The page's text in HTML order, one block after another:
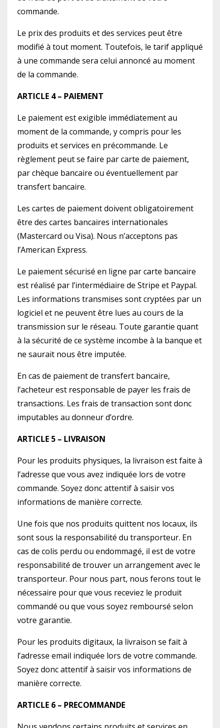
commande.
Le prix des produits et des services peut être
modifié à tout moment. Toutefois, le tarif appliqué
à une commande sera celui annoncé au moment
de la commande.
ARTICLE 4 – PAIEMENT
Le paiement est exigible immédiatement au
moment de la commande, y compris pour les
produits et services en précommande. Le
règlement peut se faire par carte de paiement,
par chèque bancaire ou éventuellement par
transfert bancaire.
Les cartes de paiement doivent obligatoirement
être des cartes bancaires internationales
(Mastercard ou Visa). Nous n’acceptons pas
l’American Express.
Le paiement sécurisé en ligne par carte bancaire
est réalisé par l’intermédiaire de Stripe et Paypal.
Les informations transmises sont cryptées par un
logiciel et ne peuvent être lues au cours de la
transmission sur le réseau. Toute garantie quant
à la sécurité de ce système incombe à la banque et
ne saurait nous être imputée.
En cas de paiement de transfert bancaire,
l’acheteur est responsable de payer les frais de
transactions. Les frais de transaction sont donc
imputables au donneur d’ordre.
ARTICLE 5 – LIVRAISON
Pour les produits physiques, la livraison est faite à
l’adresse que vous avez indiquée lors de votre
commande. Soyez donc attentif à saisir vos
informations de manière correcte.
Une fois que nos produits quittent nos locaux, ils
sont sous la responsabilité du transporteur. En
cas de colis perdu ou endommagé, il est de votre
responsabilité de trouver un arrangement avec le
transporteur. Pour nous part, nous ferons tout le
nécessaire pour que vous receviez le produit
commandé ou que vous soyez remboursé selon
votre garantie.
Pour les produits digitaux, la livraison se fait à
l’adresse email indiquée lors de votre commande.
Soyez donc attentif à saisir vos informations de
manière correcte.
ARTICLE 6 – PRECOMMANDE